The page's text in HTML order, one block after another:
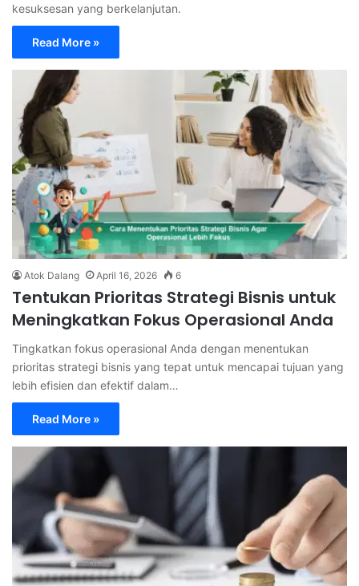
kesuksesan yang berkelanjutan.
Read More »
Atok Dalang April 16, 2026 6
Tentukan Prioritas Strategi Bisnis untuk
Meningkatkan Fokus Operasional Anda
Tingkatkan fokus operasional Anda dengan menentukan
prioritas strategi bisnis yang tepat untuk mencapai tujuan yang
lebih efisien dan efektif dalam…
Read More »